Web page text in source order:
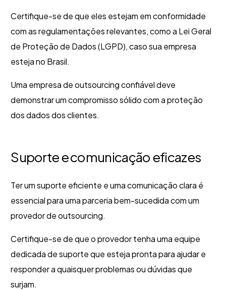
Certifique-se de que eles estejam em conformidade
com as regulamentações relevantes, como a Lei Geral
de Proteção de Dados (LGPD), caso sua empresa
esteja no Brasil.
Uma empresa de outsourcing confiável deve
demonstrar um compromisso sólido com a proteção
dos dados dos clientes.
Suporte e comunicação eficazes
Ter um suporte eficiente e uma comunicação clara é
essencial para uma parceria bem-sucedida com um
provedor de outsourcing.
Certifique-se de que o provedor tenha uma equipe
dedicada de suporte que esteja pronta para ajudar e
responder a quaisquer problemas ou dúvidas que
surjam.